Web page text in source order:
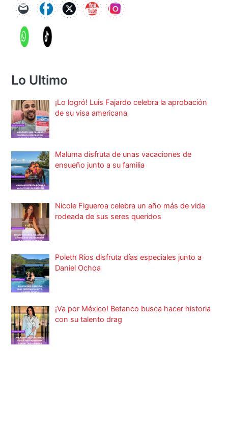
Lo Ultimo
¡Lo logró! Luis Fajardo celebra la aprobación
de su visa americana
Maluma disfruta de unas vacaciones de
ensueño junto a su familia
Nicole Figueroa celebra un año más de vida
rodeada de sus seres queridos
Poleth Ríos disfruta días especiales junto a
Daniel Ochoa
¡Va por México! Betanco busca hacer historia
con su talento drag